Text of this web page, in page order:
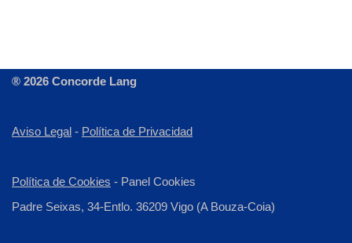
® 2026 Concorde Lang
Aviso Legal - Política de Privacidad
Política de Cookies - Panel Cookies
Padre Seixas, 34-Entlo. 36209 Vigo (A Bouza-Coia)